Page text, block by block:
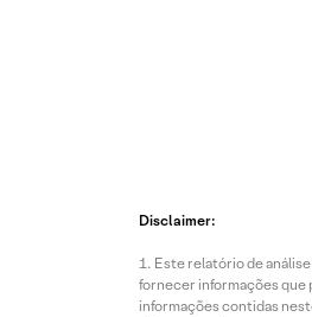
Disclaimer:
Este relatório de
fornecer informações que
informações contidas